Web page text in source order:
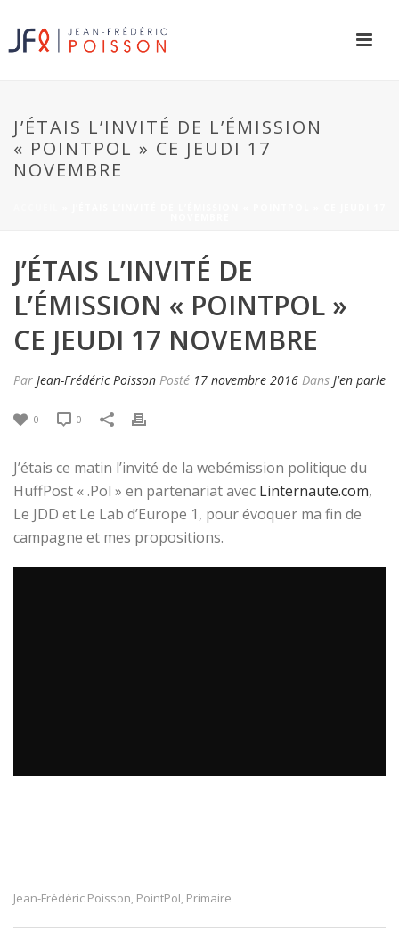
J’ÉTAIS L’INVITÉ DE L’ÉMISSION
« POINTPOL » CE JEUDI 17
NOVEMBRE
J’ÉTAIS L’INVITÉ DE
L’ÉMISSION « POINTPOL »
CE JEUDI 17 NOVEMBRE
Par Jean-Frédéric Poisson Posté 17 novembre 2016 Dans J'en parle
0 0
J’étais ce matin l’invité de la webémission politique du
HuffPost « .Pol » en partenariat avec Linternaute.com,
Le JDD et Le Lab d’Europe 1, pour évoquer ma fin de
campagne et mes propositions.
Jean-Frédéric Poisson, PointPol, Primaire